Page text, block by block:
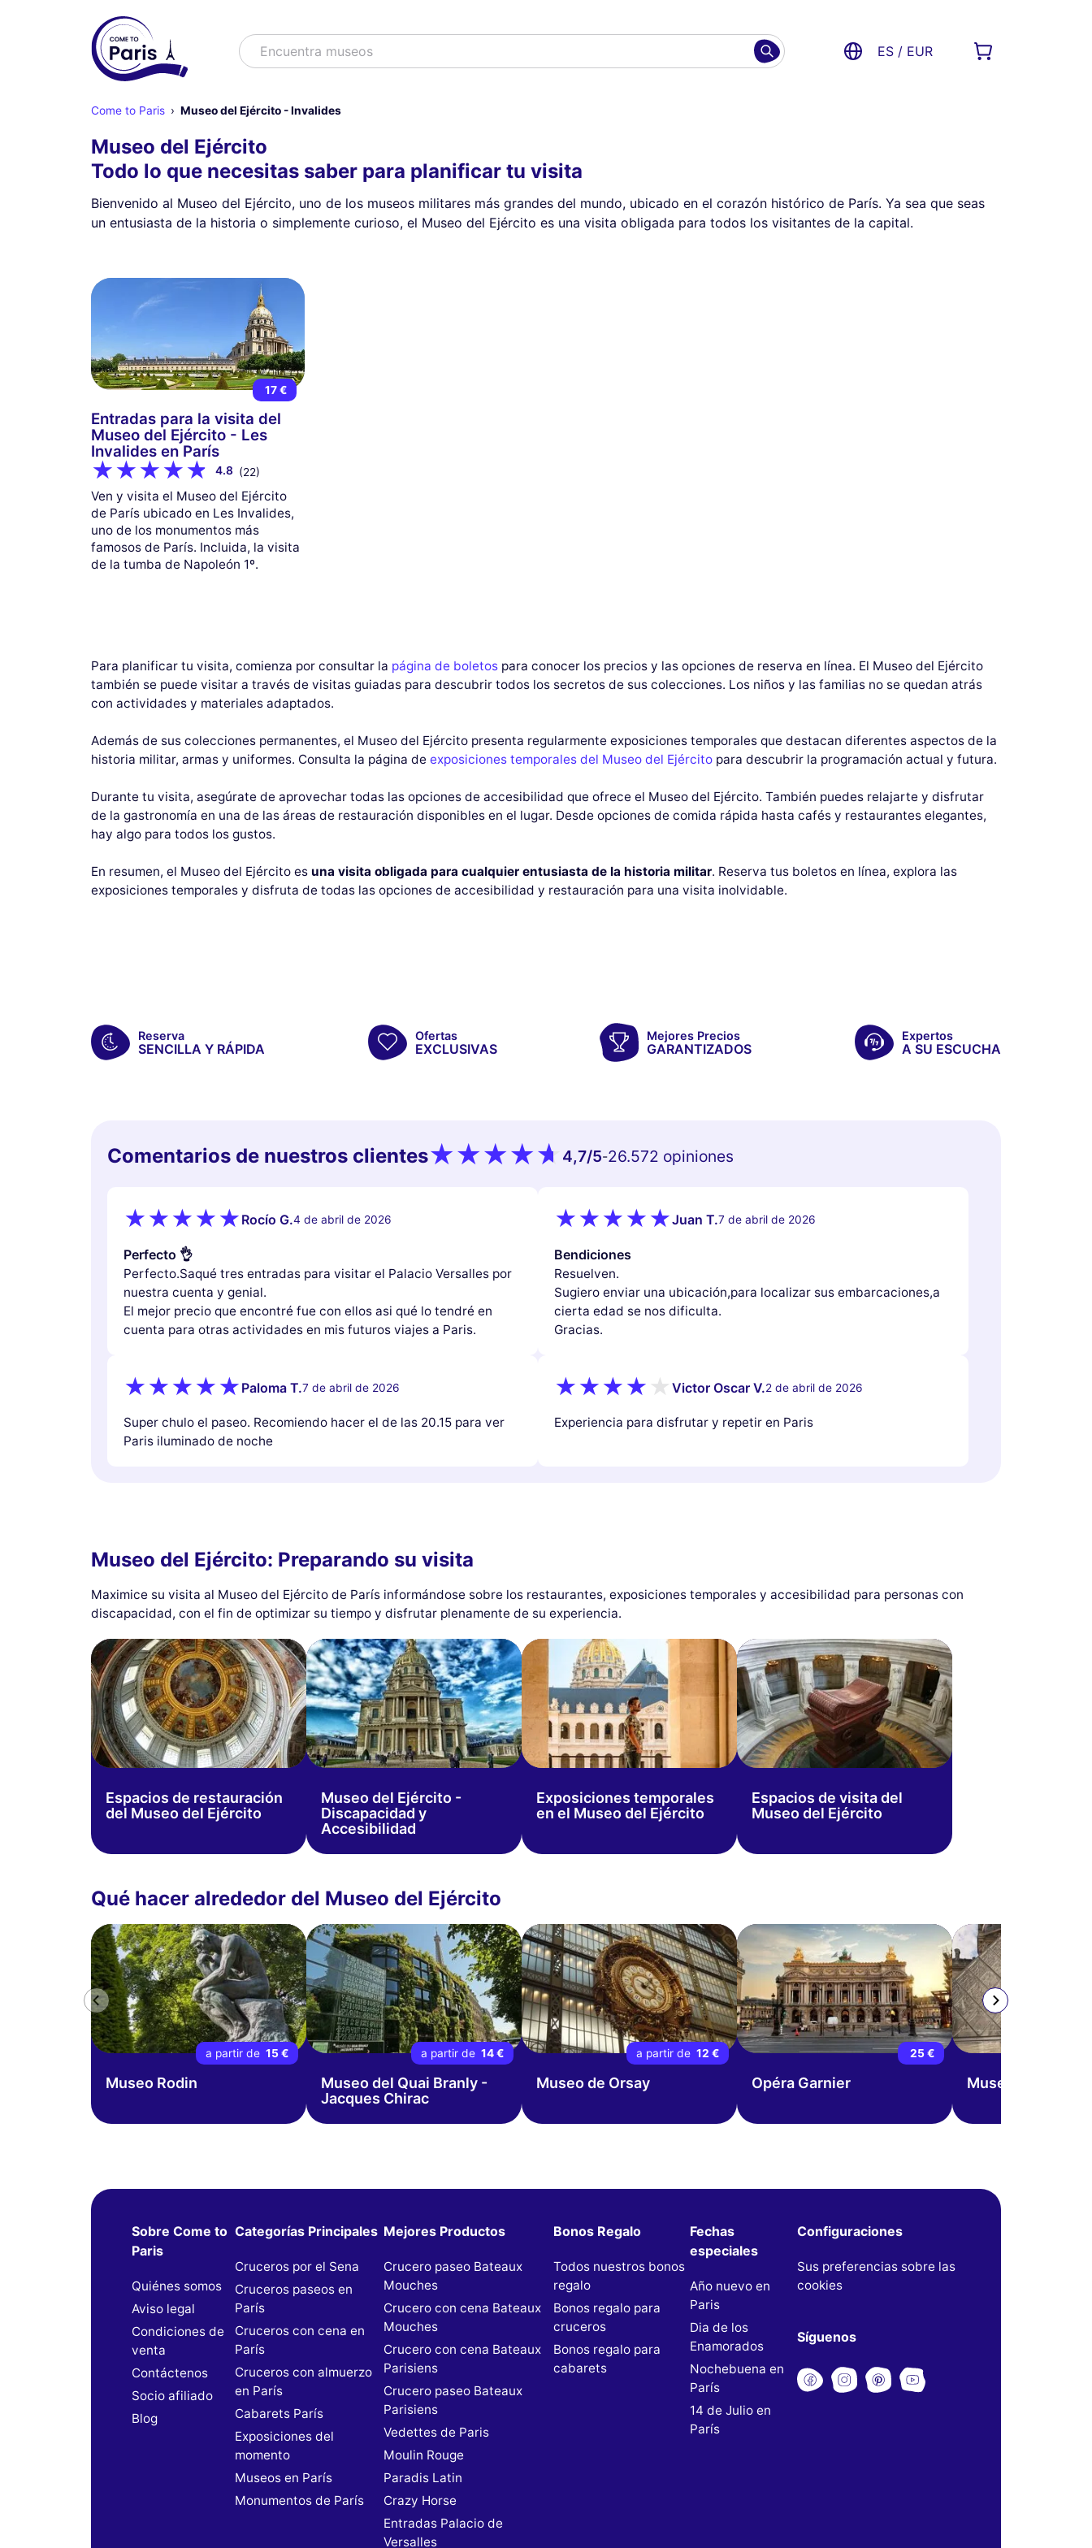
BuscarEncuentra museos ES / EUR
Come to Paris Museo del Ejército - Invalides
Museo del Ejército
Todo lo que necesitas saber para planificar tu visita
Bienvenido al Museo del Ejército, uno de los museos militares más grandes del mundo, ubicado en el corazón histórico de París. Ya sea que seas
un entusiasta de la historia o simplemente curioso, el Museo del Ejército es una visita obligada para todos los visitantes de la capital.
17 €
Entradas para la visita del
Museo del Ejército - Les
Invalides en París
4.8 (22)
Ven y visita el Museo del Ejército
de París ubicado en Les Invalides,
uno de los monumentos más
famosos de París. Incluida, la visita
de la tumba de Napoleón 1º.
Para planificar tu visita, comienza por consultar la página de boletos para conocer los precios y las opciones de reserva en línea. El Museo del Ejército
también se puede visitar a través de visitas guiadas para descubrir todos los secretos de sus colecciones. Los niños y las familias no se quedan atrás
con actividades y materiales adaptados.
Además de sus colecciones permanentes, el Museo del Ejército presenta regularmente exposiciones temporales que destacan diferentes aspectos de la
historia militar, armas y uniformes. Consulta la página de exposiciones temporales del Museo del Ejército para descubrir la programación actual y futura.
Durante tu visita, asegúrate de aprovechar todas las opciones de accesibilidad que ofrece el Museo del Ejército. También puedes relajarte y disfrutar
de la gastronomía en una de las áreas de restauración disponibles en el lugar. Desde opciones de comida rápida hasta cafés y restaurantes elegantes,
hay algo para todos los gustos.
En resumen, el Museo del Ejército es una visita obligada para cualquier entusiasta de la historia militar. Reserva tus boletos en línea, explora las
exposiciones temporales y disfruta de todas las opciones de accesibilidad y restauración para una visita inolvidable.
Reserva
SENCILLA Y RÁPIDA
Ofertas
EXCLUSIVAS
Mejores Precios
GARANTIZADOS
Expertos
A SU ESCUCHA
Comentarios de nuestros clientes 4,7/5-26.572 opiniones
Rocío G.4 de abril de 2026
Perfecto 👌
Perfecto.Saqué tres entradas para visitar el Palacio Versalles por
nuestra cuenta y genial.
El mejor precio que encontré fue con ellos asi qué lo tendré en
cuenta para otras actividades en mis futuros viajes a Paris.
Juan T.7 de abril de 2026
Bendiciones
Resuelven.
Sugiero enviar una ubicación,para localizar sus embarcaciones,a
cierta edad se nos dificulta.
Gracias.
Paloma T.7 de abril de 2026
Super chulo el paseo. Recomiendo hacer el de las 20.15 para ver
Paris iluminado de noche
Victor Oscar V.2 de abril de 2026
Experiencia para disfrutar y repetir en Paris
Museo del Ejército: Preparando su visita
Maximice su visita al Museo del Ejército de París informándose sobre los restaurantes, exposiciones temporales y accesibilidad para personas con
discapacidad, con el fin de optimizar su tiempo y disfrutar plenamente de su experiencia.
Espacios de restauración
del Museo del Ejército
Museo del Ejército -
Discapacidad y
Accesibilidad
Exposiciones temporales
en el Museo del Ejército
Espacios de visita del
Museo del Ejército
Qué hacer alrededor del Museo del Ejército
a partir de 15 €
Museo Rodin
a partir de 14 €
Museo del Quai Branly -
Jacques Chirac
a partir de 12 €
Museo de Orsay
25 €
Opéra Garnier Museo del Louvre
Sobre Come to
Paris
Quiénes somos
Aviso legal
Condiciones de
venta
Contáctenos
Socio afiliado
Blog
Categorías Principales
Cruceros por el Sena
Cruceros paseos en
París
Cruceros con cena en
París
Cruceros con almuerzo
en París
Cabarets París
Exposiciones del
momento
Museos en París
Monumentos de París
Mejores Productos
Crucero paseo Bateaux
Mouches
Crucero con cena Bateaux
Mouches
Crucero con cena Bateaux
Parisiens
Crucero paseo Bateaux
Parisiens
Vedettes de Paris
Moulin Rouge
Paradis Latin
Crazy Horse
Entradas Palacio de
Versalles
Bonos Regalo
Todos nuestros bonos
regalo
Bonos regalo para
cruceros
Bonos regalo para
cabarets
Fechas
especiales
Año nuevo en
Paris
Dia de los
Enamorados
Nochebuena en
París
14 de Julio en
París
Configuraciones
Sus preferencias sobre las
cookies
Síguenos